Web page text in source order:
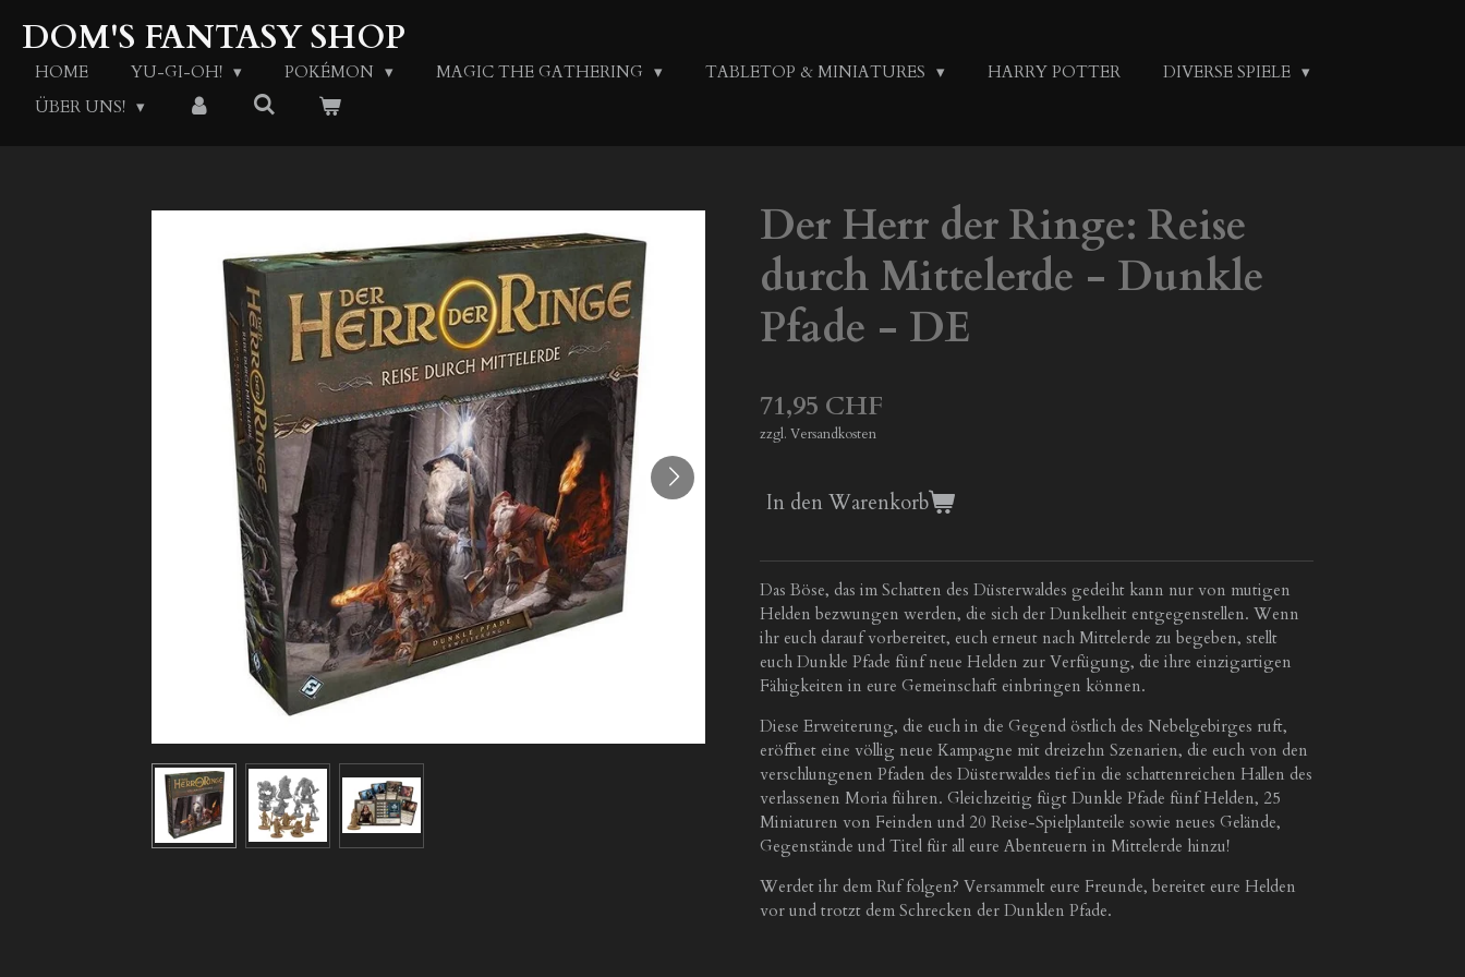
Zum
Hauptinhalt
springen
DOM'S FANTASY SHOP
HOME YU-GI-OH! POKÉMON MAGIC THE GATHERING TABLETOP & MINIATURES HARRY POTTER
DIVERSE SPIELE
ÜBER UNS!
Der Herr der Ringe: Reise
durch Mittelerde - Dunkle
Pfade - DE
71,95 CHF
zzgl. Versandkosten
In den Warenkorb
Das Böse, das im Schatten des Düsterwaldes gedeiht kann nur von mutigen
Helden bezwungen werden, die sich der Dunkelheit entgegenstellen. Wenn
ihr euch darauf vorbereitet, euch erneut nach Mittelerde zu begeben, stellt
euch Dunkle Pfade fünf neue Helden zur Verfügung, die ihre einzigartigen
Fähigkeiten in eure Gemeinschaft einbringen können.
Diese Erweiterung, die euch in die Gegend östlich des Nebelgebirges ruft,
eröffnet eine völlig neue Kampagne mit dreizehn Szenarien, die euch von den
verschlungenen Pfaden des Düsterwaldes tief in die schattenreichen Hallen des
verlassenen Moria führen. Gleichzeitig fügt Dunkle Pfade fünf Helden, 25
Miniaturen von Feinden und 20 Reise-Spielplanteile sowie neues Gelände,
Gegenstände und Titel für all eure Abenteuern in Mittelerde hinzu!
Werdet ihr dem Ruf folgen? Versammelt eure Freunde, bereitet eure Helden
vor und trotzt dem Schrecken der Dunklen Pfade.